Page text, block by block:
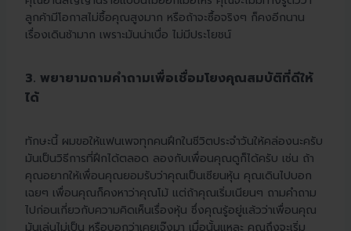
ลูกค้ามีโอกาสไม่ซื้อคุณสูงมาก หรือถ้าจะซื้อจริงๆ ก็คงอีกนาน
เรื่องเดินช้ามาก เพราะมันน่าเบื่อ ไม่มีประโยชน์
3. พยายามถามคำถามเพื่อเชื่อมโยงคุณสมบัติที่ดีให้
ได้
ทักษะนี้ ผมขอให้แฟนเพจทุกคนฝึกในชีวิตประจำวันให้คล่องนะครับ
มันเป็นวิธีการที่ฝึกได้ตลอด ลองกับเพื่อนคุณดูก็ได้ครับ เช่น ถ้า
คุณอยากให้เพื่อนคุณยอมรับว่าคุณเป็นเซียนหุ้น คุณเดินไปบอก
เฉยๆ เพื่อนคุณก็คงหาว่าคุณโม้ แต่ถ้าคุณเริ่มเนียนๆ ถามคำถาม
ไปก่อนเกี่ยวกับความคิดเห็นเรื่องหุ้น ซึ่งคุณรู้อยู่แล้วว่าเพื่อนคุณ
มันเล่นไม่เป็น หรือบอกว่าเคยเจ๊งมา เมื่อนั้นแหละ คุณถึงจะเริ่ม